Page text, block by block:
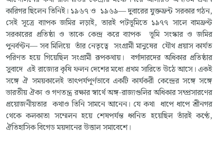
কারিগর ছিলেন তিনিই। ১৯৬৭ ও ১৯৬৯— দুবারের যুক্তফ্রন্ট সরকার গঠন,
সেই সূত্রে ব্যাপক জমির লড়াই, তারই পটভূমিতে ১৯৭৭ সালে বামফ্রণ্ট
সরকারের প্রতিষ্ঠা ও তাকে কেন্দ্র করে ব্যাপক ভূমি সংস্কার ও জমির
পুনর্বণ্টন— সব মিলিয়ে তাঁর নেতৃত্বে সংগ্রামী মানুষের যৌথ প্রয়াস কার্যত
পরিণত হয়ে গিয়েছিল সংগ্রামী রূপকথায়। বর্গাদারদের অধিকার প্রতিষ্ঠার
সুবাদে এই রাজ্যের কৃষি ফলন দেশের মধ্যে প্রথম সারিতে উঠে আসে। একই
সঙ্গে ঐ সময়কালেই তাৎপর্যপূর্ণভাবে একটি কার্যকরী কেন্দ্রের সঙ্গে সঙ্গে
ভারতীয় ঐক্য ও গণতন্ত্র রক্ষার স্বার্থে অঙ্গ-রাজ্যগুলির অধিকার সম্প্রসারণের
প্রয়োজনীয়তার কথাও তিনি সামনে আনেন। যে কথা ধাপে ধাপে শ্রীনগর
থেকে কলকাতা সম্মেলন হয়ে শেষপর্যন্ত ধ্বনিত হয়েছিল তাঁরই কণ্ঠে,
ঐতিহাসিক বিগেড ময়দানের উত্তাল সমাবেশে।